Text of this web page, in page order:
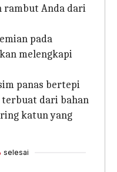
rambut Anda dari
pada
melengkapi
panas bertepi
dari bahan
katun yang
selesai